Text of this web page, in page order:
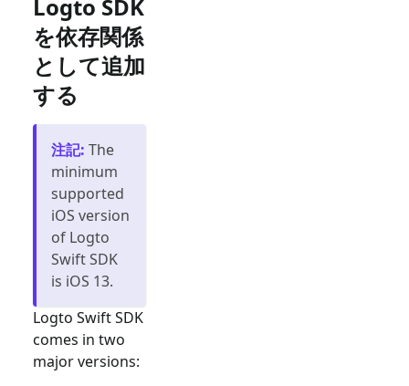
Logto SDK
を依存関係
として追加
する
注記: The
minimum
supported
iOS version
of Logto
Swift SDK
is iOS 13.
Logto Swift SDK
comes in two
major versions: